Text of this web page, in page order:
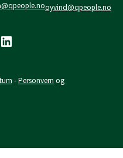
oyvind@qpeople.no
LinkedIn
-Personvern og